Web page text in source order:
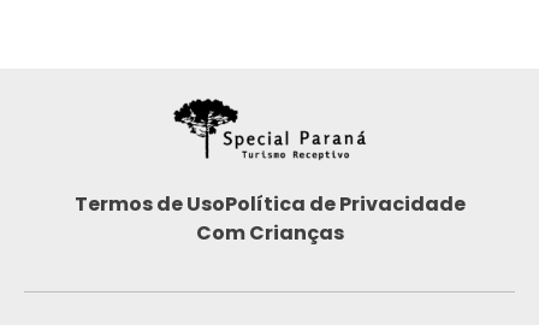
Termos de UsoPolítica de Privacidade
Com Crianças